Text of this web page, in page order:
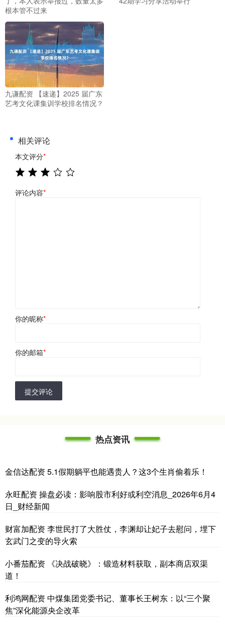
根本管不过来
九谦配资 【速递】2025 届广东
艺考文化课集训学校排名情况？
相关评论
本文评分*
评论内容*
你的昵称*
你的邮箱*
提交评论
热点资讯
金信达配资 5.1假期躺平也能遇贵人？这3个生肖偷着乐！
永旺配资 操盘必读：影响股市利好或利空消息_2026年6月4
日_财经新闻
财富加配资 李世民打了大胜仗，李渊却让妃子去慰问，埋下
玄武门之变的导火索
小番茄配资 《决战破晓》：锻造材料获取，副本商店双渠
道！
利鸿网配资 中煤集团党委书记、董事长王树东：以“三个聚
焦”深化能源央企改革